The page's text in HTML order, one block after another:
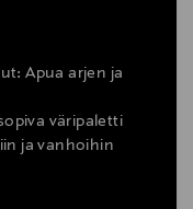
Apua arjen ja
väripaletti
ja vanhoihin